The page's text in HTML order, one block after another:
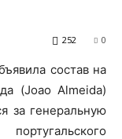
0
252
состав на
(Joao Almeida)
за генеральную